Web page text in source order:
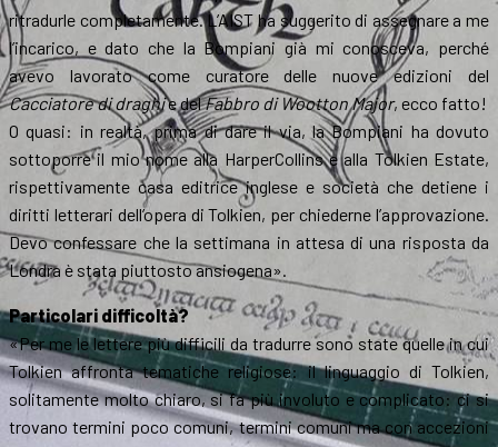
ritradurle completamente. L’AIST ha suggerito di assegnare a me
l’incarico, e dato che la Bompiani già mi conosceva, perché
avevo lavorato come curatore delle nuove edizioni del
Cacciatore di draghie delFabbro di Wootton Major, ecco fatto!
O quasi: in realtà, prima di dare il via, la Bompiani ha dovuto
sottoporre il mio nome alla HarperCollins e alla Tolkien Estate,
rispettivamente casa editrice inglese e società che detiene i
diritti letterari dell’opera di Tolkien, per chiederne l’approvazione.
Devo confessare che la settimana in attesa di una risposta da
Londra è stata piuttosto ansiogena».
Particolari difficoltà?
«Per me le lettere più difficili da tradurre sono state quelle in cui
Tolkien affronta tematiche religiose: il linguaggio di Tolkien,
solitamente molto chiaro, si fa più involuto e complicato: ci si
trovano termini poco comuni, termini comuni ma con accezioni